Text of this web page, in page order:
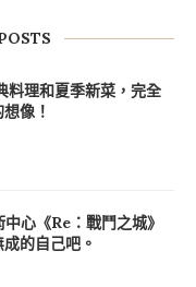
料理和夏季新菜，完全
像！
心《Re：戰鬥之城》
成的自己吧。